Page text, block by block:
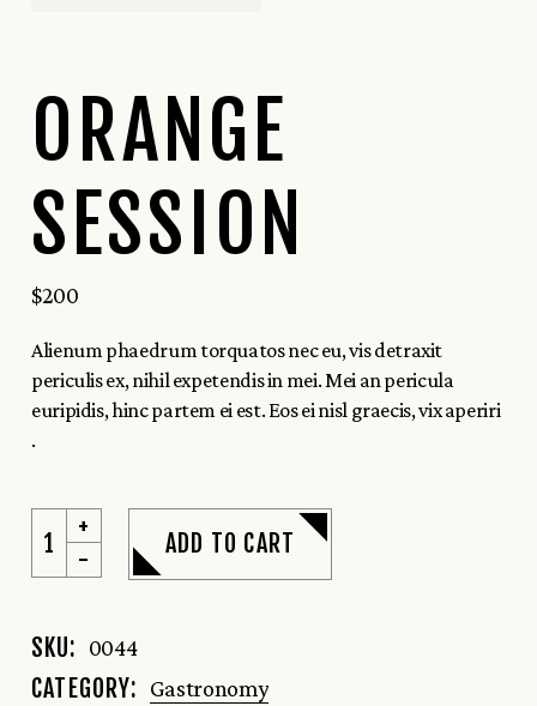
ORANGE
SESSION
$200
Alienum phaedrum torquatos nec eu, vis detraxit
periculis ex, nihil expetendis in mei. Mei an pericula
euripidis, hinc partem ei est. Eos ei nisl graecis, vix aperiri
.
ADD TO CART
SKU: 0044
CATEGORY: Gastronomy